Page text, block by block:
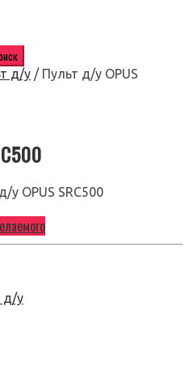
д/у / Пульт д/у OPUS
у OPUS SRC500
д/у